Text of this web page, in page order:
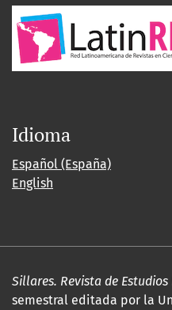
Idioma
Español (España)
English
Sillares. Revista de
semestral editada por la